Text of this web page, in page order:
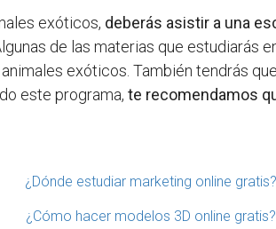
exóticos, deberás asistir a una
de las materias que estudiarás
exóticos. También tendrás
este programa,te recomendamos
¿Dónde estudiar marketing online gratis?
¿Cómo hacer modelos 3D online gratis?